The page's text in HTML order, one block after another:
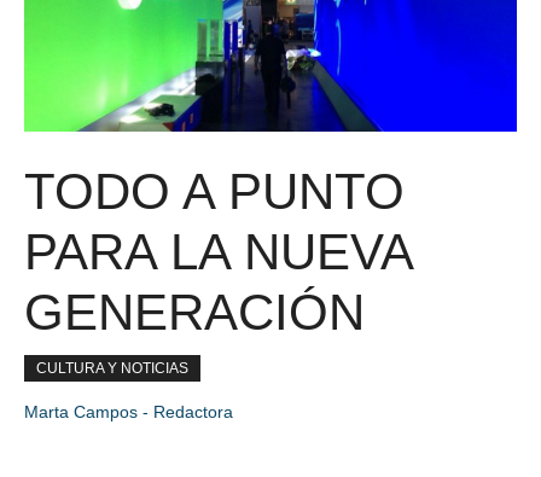
TODO A PUNTO
PARA LA NUEVA
GENERACIÓN
CULTURA Y NOTICIAS
Marta Campos - Redactora